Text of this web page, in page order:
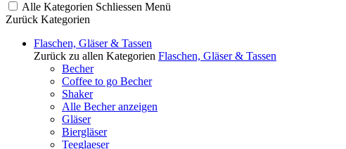
Alle Kategorien Schliessen Menü
Zurück Kategorien
Flaschen, Gläser & Tassen
Zurück zu allen Kategorien Flaschen, Gläser & Tassen
Becher
Coffee to go Becher
Shaker
Alle Becher anzeigen
Gläser
Biergläser
Teeglaeser